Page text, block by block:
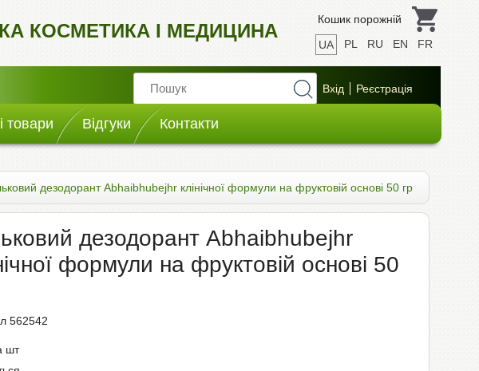
КОСМЕТИКА І МЕДИЦИНА
Кошик порожній
UA
PL RU EN FR
товари Відгуки Контакти
дезодорант Abhaibhubejhr клінічної формули на фруктовій основі 50 гр
дезодорант Abhaibhubejhr
формули на фруктовій основі 50
562542
шт